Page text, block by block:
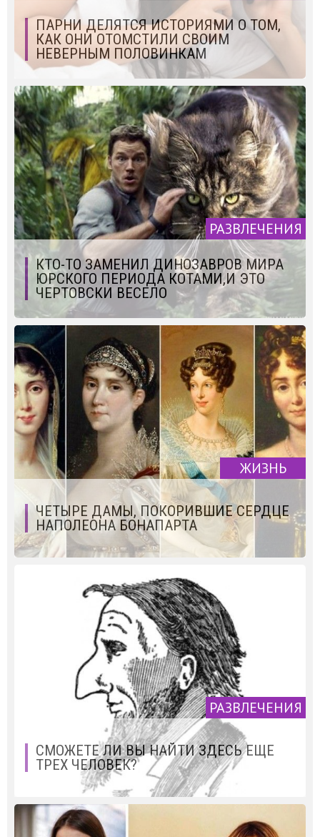
ПАРНИ ДЕЛЯТСЯ ИСТОРИЯМИ О ТОМ,
КАК ОНИ ОТОМСТИЛИ СВОИМ
НЕВЕРНЫМ ПОЛОВИНКАМ
РАЗВЛЕЧЕНИЯ
КТО-ТО ЗАМЕНИЛ ДИНОЗАВРОВ МИРА
ЮРСКОГО ПЕРИОДА КОТАМИ,И ЭТО
ЧЕРТОВСКИ ВЕСЕЛО
ЖИЗНЬ
ЧЕТЫРЕ ДАМЫ, ПОКОРИВШИЕ СЕРДЦЕ
НАПОЛЕОНА БОНАПАРТА
РАЗВЛЕЧЕНИЯ
СМОЖЕТЕ ЛИ ВЫ НАЙТИ ЗДЕСЬ ЕЩЕ
ТРЕХ ЧЕЛОВЕК?